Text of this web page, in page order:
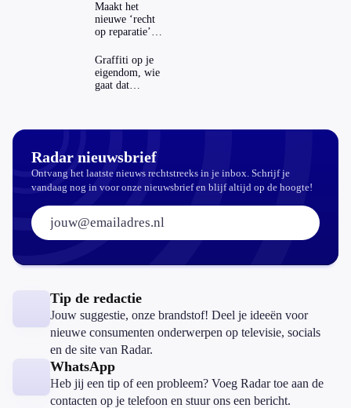
Maakt het
nieuwe ‘recht
op reparatie’
echt
aantrekkelijker?
Graffiti op je
eigendom, wie
gaat dat
Radar nieuwsbrief
Ontvang het laatste nieuws rechtstreeks in je inbox. Schrijf je
vandaag nog in voor onze nieuwsbrief en blijf altijd op de hoogte!
E-mailadres:
Tip de redactie
Jouw suggestie, onze brandstof! Deel je ideeën voor
nieuwe consumenten onderwerpen op televisie, socials
en de site van Radar.
WhatsApp
Heb jij een tip of een probleem? Voeg Radar toe aan de
contacten op je telefoon en stuur ons een bericht.